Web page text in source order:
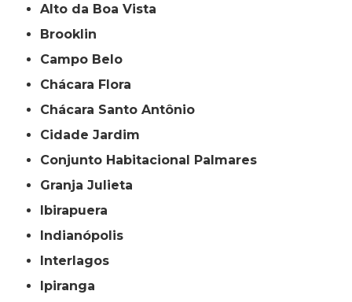
Alto da Boa Vista
Brooklin
Campo Belo
Chácara Flora
Chácara Santo Antônio
Cidade Jardim
Conjunto Habitacional Palmares
Granja Julieta
Ibirapuera
Indianópolis
Interlagos
Ipiranga